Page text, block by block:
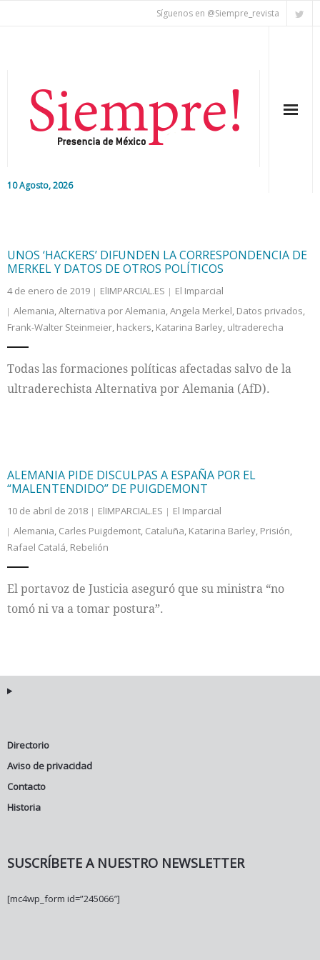
Síguenos en @Siempre_revista
10 Agosto, 2026
Colaboradores
Cultura
UNOS ‘HACKERS’ DIFUNDEN LA CORRESPONDENCIA DE
MERKEL Y DATOS DE OTROS POLÍTICOS
4 de enero de 2019 ElIMPARCIAL.ES
El Imparcial
Alemania,Alternativa por Alemania,Angela Merkel, Datos privados,
Frank-Walter Steinmeier, hackers, Katarina Barley, ultraderecha
Todas las formaciones políticas afectadas salvo de la
ultraderechista Alternativa por Alemania (AfD).
ALEMANIA PIDE DISCULPAS A ESPAÑA POR EL
“MALENTENDIDO” DE PUIGDEMONT
10 de abril de 2018 ElIMPARCIAL.ES
El Imparcial
Alemania, Carles Puigdemont, Cataluña, Katarina Barley, Prisión,
Rafael Catalá, Rebelión
El portavoz de Justicia aseguró que su ministra “no
tomó ni va a tomar postura”.
Directorio
Aviso de privacidad
Contacto
Historia
SUSCRÍBETE A NUESTRO NEWSLETTER
[mc4wp_form id=”245066″]